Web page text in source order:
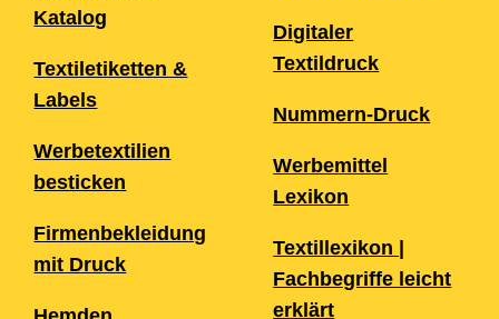
Katalog
Textiletiketten &
Labels
Werbetextilien
besticken
Firmenbekleidung
mit Druck
Digitaler
Textildruck
Nummern-Druck
Werbemittel
Lexikon
Textillexikon |
Fachbegriffe leicht
erklärt